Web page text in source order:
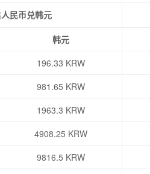
人民币兑韩元
韩元
196.33 KRW
981.65 KRW
1963.3 KRW
4908.25 KRW
9816.5 KRW